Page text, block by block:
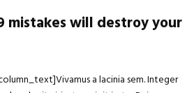
mistakes will destroy your
a lacinia sem. Integer